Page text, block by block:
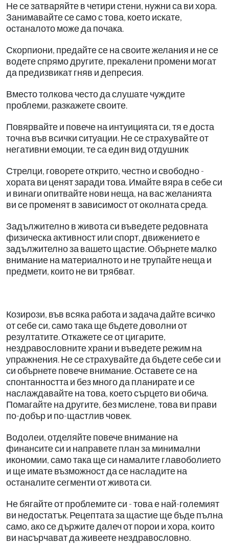
Не се затваряйте в четири стени, нужни са ви хора.
Занимавайте се само с това, което искате,
останалото може да почака.
Скорпиони, предайте се на своите желания и не се
водете спрямо другите, прекалени промени могат
да предизвикат гняв и депресия.
Вместо толкова често да слушате чуждите
проблеми, разкажете своите.
Повярвайте и повече на интуицията си, тя е доста
точна във всички ситуации. Не се страхувайте от
негативни емоции, те са един вид отдушник
Стрелци, говорете открито, честно и свободно -
хората ви ценят заради това. Имайте вяра в себе си
и винаги опитвайте нови неща, на вас желанията
ви се променят в зависимост от околната среда.
Задължително в живота си въведете редовната
физическа активност или спорт, движението е
задължително за вашето щастие. Обърнете малко
внимание на материалното и не трупайте неща и
предмети, които не ви трябват.
Козирози, във всяка работа и задача дайте всичко
от себе си, само така ще бъдете доволни от
резултатите. Откажете се от цигарите,
нездравословните храни и въведете режим на
упражнения. Не се страхувайте да бъдете себе си и
си обърнете повече внимание. Оставете се на
спонтанността и без много да планирате и се
наслаждавайте на това, което сърцето ви обича.
Помагайте на другите, без мислене, това ви прави
по-добър и по-щастлив човек.
Водолеи, отделяйте повече внимание на
финансите си и направете план за минимални
икономии, само така ще си намалите главоболието
и ще имате възможност да се насладите на
останалите сегменти от живота си.
Не бягайте от проблемите си - това е най-големият
ви недостатък. Рецептата за щастие ще бъде пълна
само, ако се държите далеч от порои и хора, които
ви насърчават да живеете нездравословно.